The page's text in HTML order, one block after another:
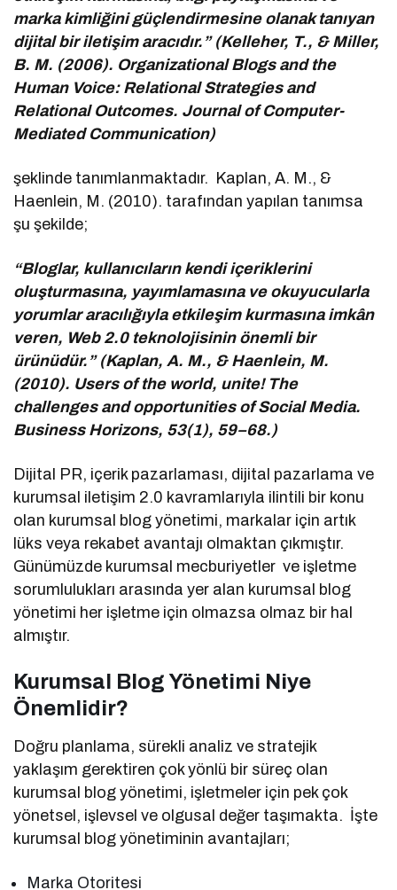
marka kimliğini güçlendirmesine olanak tanıyan
dijital bir iletişim aracıdır.” (Kelleher, T., & Miller,
B. M. (2006). Organizational Blogs and the
Human Voice: Relational Strategies and
Relational Outcomes. Journal of Computer-
Mediated Communication)
şeklinde tanımlanmaktadır. Kaplan, A. M., &
Haenlein, M. (2010). tarafından yapılan tanımsa
şu şekilde;
“Bloglar, kullanıcıların kendi içeriklerini
oluşturmasına, yayımlamasına ve okuyucularla
yorumlar aracılığıyla etkileşim kurmasına imkân
veren, Web 2.0 teknolojisinin önemli bir
ürünüdür.” (Kaplan, A. M., & Haenlein, M.
(2010). Users of the world, unite! The
challenges and opportunities of Social Media.
Business Horizons, 53(1), 59–68.)
Dijital PR, içerik pazarlaması, dijital pazarlama ve
kurumsal iletişim 2.0 kavramlarıyla ilintili bir konu
olan kurumsal blog yönetimi, markalar için artık
lüks veya rekabet avantajı olmaktan çıkmıştır.
Günümüzde kurumsal mecburiyetler ve işletme
sorumlulukları arasında yer alan kurumsal blog
yönetimi her işletme için olmazsa olmaz bir hal
almıştır.
Kurumsal Blog Yönetimi Niye
Önemlidir?
Doğru planlama, sürekli analiz ve stratejik
yaklaşım gerektiren çok yönlü bir süreç olan
kurumsal blog yönetimi, işletmeler için pek çok
yönetsel, işlevsel ve olgusal değer taşımakta. İşte
kurumsal blog yönetiminin avantajları;
Marka Otoritesi